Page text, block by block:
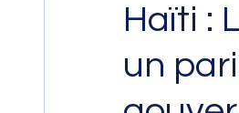
Haïti :
un